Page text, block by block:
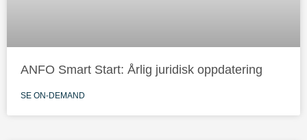
ANFO Smart Start: Årlig juridisk oppdatering
SE ON-DEMAND